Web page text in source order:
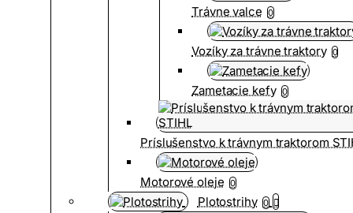
Trávne valce 0
Vozíky za trávne traktory 0
Zametacie kefy 0
Príslušenstvo k trávnym traktorom
Motorové oleje 0
Plotostrihy 0